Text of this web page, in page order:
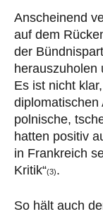
Anscheinend
auf dem
der
herauszuholen
Es ist nicht
diplomatischen
polnische,
hatten positiv
in Frankreich
Kritik“(3).
So hält auch